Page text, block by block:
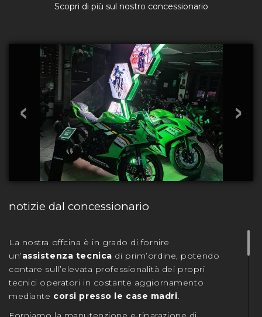
Scopri di più sul nostro concessionario
‹ ›
notizie dal concessionario
La nostra offcina è in grado di fornire
un’assistenza tecnica di prim’ordine, potendo
contare sull’elevata professionalità dei propri
tecnici operatori in costante aggiornamento
mediante corsi presso le case madri.